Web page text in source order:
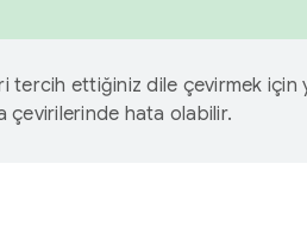
tercih ettiğiniz dile çevirmek için
çevirilerinde hata olabilir.